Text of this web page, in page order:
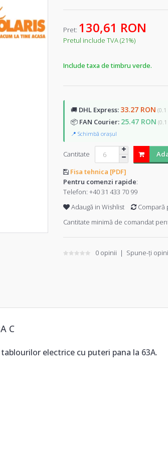
Pret: 130,61 RON
Pretul include TVA (21%)
Include taxa de timbru verde.
🚚 DHL Express: 33.27 RON (0.1
📦 FAN Courier: 25.47 RON
📍 Schimbă orașul
Cantitate
Fisa tehnica [PDF]
Pentru comenzi rapide:
Telefon: +40 31 433 70 99
Adaugă in Wishlist
Compară
Cantitate minimă de comandat
0 opinii | Spune-ţi
C
electrice cu puteri pana la 63A.